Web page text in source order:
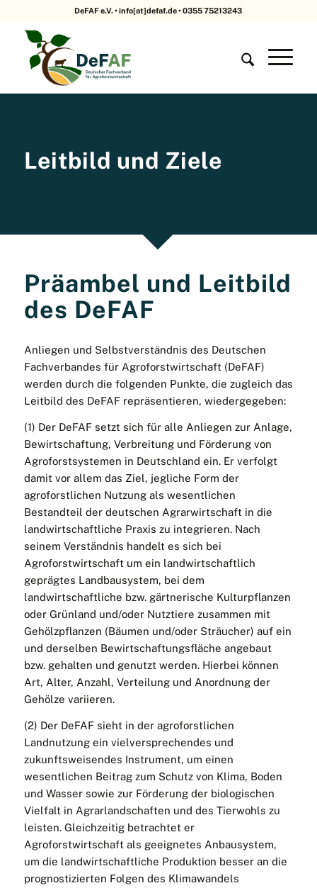
DeFAF e.V. • info[at]defaf.de • 0355 75213243
Leitbild und Ziele
Präambel und Leitbild
des DeFAF
Anliegen und Selbstverständnis des Deutschen
Fachverbandes für Agroforstwirtschaft (DeFAF)
werden durch die folgenden Punkte, die zugleich das
Leitbild des DeFAF repräsentieren, wiedergegeben:
(1) Der DeFAF setzt sich für alle Anliegen zur Anlage,
Bewirtschaftung, Verbreitung und Förderung von
Agroforstsystemen in Deutschland ein. Er verfolgt
damit vor allem das Ziel, jegliche Form der
agroforstlichen Nutzung als wesentlichen
Bestandteil der deutschen Agrarwirtschaft in die
landwirtschaftliche Praxis zu integrieren. Nach
seinem Verständnis handelt es sich bei
Agroforstwirtschaft um ein landwirtschaftlich
geprägtes Landbausystem, bei dem
landwirtschaftliche bzw. gärtnerische Kulturpflanzen
oder Grünland und/oder Nutztiere zusammen mit
Gehölzpflanzen (Bäumen und/oder Sträucher) auf ein
und derselben Bewirtschaftungsfläche angebaut
bzw. gehalten und genutzt werden. Hierbei können
Art, Alter, Anzahl, Verteilung und Anordnung der
Gehölze variieren.
(2) Der DeFAF sieht in der agroforstlichen
Landnutzung ein vielversprechendes und
zukunftsweisendes Instrument, um einen
wesentlichen Beitrag zum Schutz von Klima, Boden
und Wasser sowie zur Förderung der biologischen
Vielfalt in Agrarlandschaften und des Tierwohls zu
leisten. Gleichzeitig betrachtet er
Agroforstwirtschaft als geeignetes Anbausystem,
um die landwirtschaftliche Produktion besser an die
prognostizierten Folgen des Klimawandels